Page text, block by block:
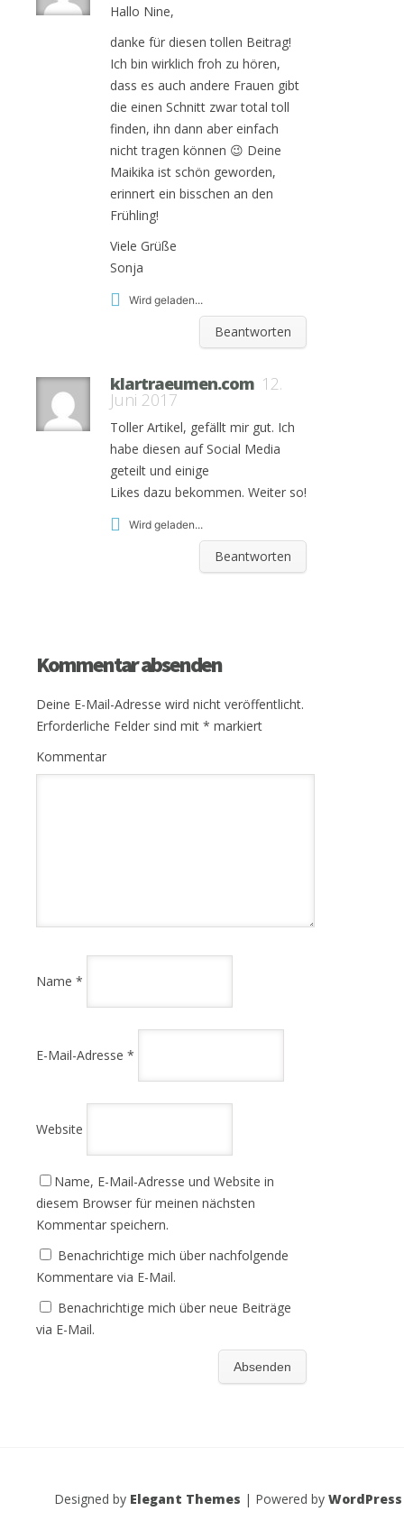
Hallo Nine,
danke für diesen tollen Beitrag!
Ich bin wirklich froh zu hören,
dass es auch andere Frauen gibt
die einen Schnitt zwar total toll
finden, ihn dann aber einfach
nicht tragen können 😉 Deine
Maikika ist schön geworden,
erinnert ein bisschen an den
Frühling!
Viele Grüße
Sonja
Wird geladen...
Beantworten
klartraeumen.com 12.
Juni 2017
Toller Artikel, gefällt mir gut. Ich
habe diesen auf Social Media
geteilt und einige
Likes dazu bekommen. Weiter so!
Wird geladen...
Beantworten
Kommentar absenden
Deine E-Mail-Adresse wird nicht veröffentlicht.
Erforderliche Felder sind mit * markiert
Kommentar
Name *
E-Mail-Adresse *
Website
Name, E-Mail-Adresse und Website in
diesem Browser für meinen nächsten
Kommentar speichern.
Benachrichtige mich über nachfolgende
Kommentare via E-Mail.
Benachrichtige mich über neue Beiträge
via E-Mail.
Designed by Elegant Themes | Powered by WordPress